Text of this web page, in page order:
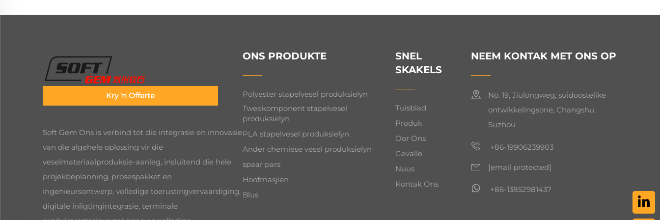
Kry 'n Offerte
Soft Gem Ons is verbind tot die integrasie en innovasie
van die algehele oplossing vir die
veselmateriaalproduksie-aanleg, insluitend die hele
projekbeplanning, prosespakket en
ingenieursontwerp, volledige toerustingvervaardiging,
digitale inligtingintegrasie, terminale
ONS PRODUKTE
Polyester stapelvesel produksielyn
Tweekomponent stapelvesel
produksielyn
PLA stapelvesel produksielyn
Ander chemiese vesel produksielyn
spaar pars
Hoofmasjien
Blus
SNEL
SKAKELS
Tuisblad
Produk
Oor Ons
Gevalle
Nuus
Kontak Ons
NEEM KONTAK MET ONS OP
No. 19, Jiulongweg, suidoostelike
ontwikkelingsone, Changshu,
Suzhou
+86-19906239903
[email protected]
+86-13852981437